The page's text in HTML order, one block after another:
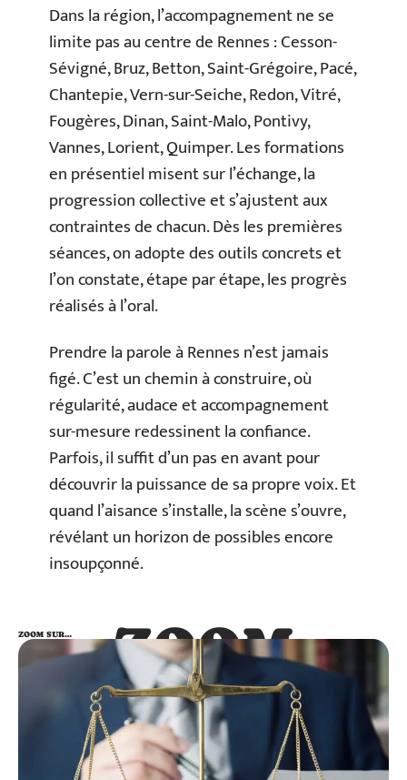
Dans la région, l’accompagnement ne se
limite pas au centre de Rennes : Cesson-
Sévigné, Bruz, Betton, Saint-Grégoire, Pacé,
Chantepie, Vern-sur-Seiche, Redon, Vitré,
Fougères, Dinan, Saint-Malo, Pontivy,
Vannes, Lorient, Quimper. Les formations
en présentiel misent sur l’échange, la
progression collective et s’ajustent aux
contraintes de chacun. Dès les premières
séances, on adopte des outils concrets et
l’on constate, étape par étape, les progrès
réalisés à l’oral.
Prendre la parole à Rennes n’est jamais
figé. C’est un chemin à construire, où
régularité, audace et accompagnement
sur-mesure redessinent la confiance.
Parfois, il suffit d’un pas en avant pour
découvrir la puissance de sa propre voix. Et
quand l’aisance s’installe, la scène s’ouvre,
révélant un horizon de possibles encore
insoupçonné.
ZOOM
SUR…
ZOOM SUR…